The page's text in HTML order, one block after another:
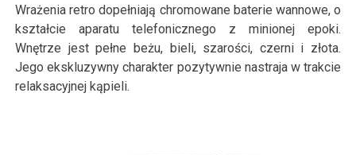
Wrażenia retro dopełniają chromowane baterie wannowe, o
kształcie aparatu telefonicznego z minionej epoki.
Wnętrze jest pełne beżu, bieli, szarości, czerni i złota.
Jego ekskluzywny charakter pozytywnie nastraja w trakcie
relaksacyjnej kąpieli.